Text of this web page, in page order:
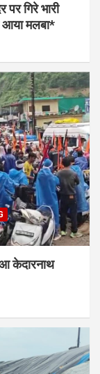
गिरे भारी
आया मलबा*
केदारनाथ